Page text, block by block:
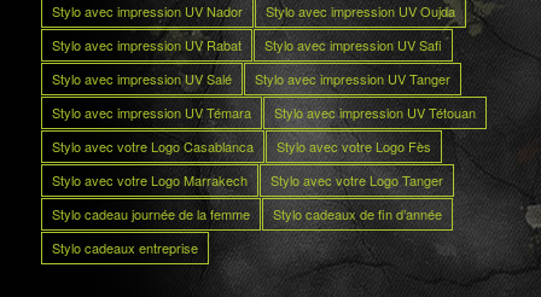
Stylo avec impression UV Nador
Stylo avec impression UV Oujda
Stylo avec impression UV Rabat
Stylo avec impression UV Safi
Stylo avec impression UV Salé
Stylo avec impression UV Tanger
Stylo avec impression UV Témara
Stylo avec impression UV Tétouan
Stylo avec votre Logo Casablanca
Stylo avec votre Logo Fès
Stylo avec votre Logo Marrakech
Stylo avec votre Logo Tanger
Stylo cadeau journée de la femme
Stylo cadeaux de fin d’année
Stylo cadeaux entreprise